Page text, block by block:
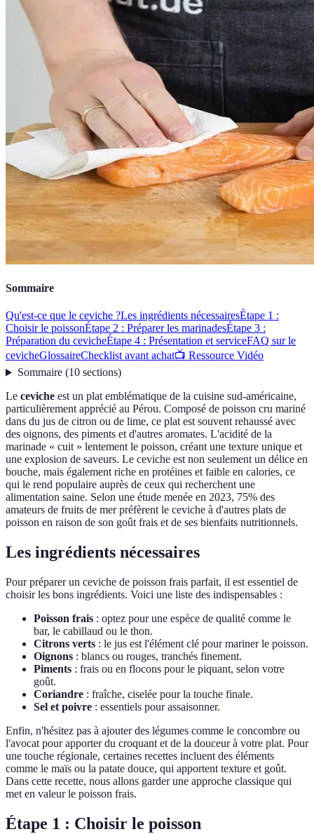
Sommaire
Qu'est-ce que le ceviche ?Les ingrédients nécessairesÉtape 1 :
Choisir le poissonÉtape 2 : Préparer les marinadesÉtape 3 :
Préparation du cevicheÉtape 4 : Présentation et serviceFAQ sur le
cevicheGlossaireChecklist avant achat📺 Ressource Vidéo
Sommaire(10 sections)
Le ceviche est un plat emblématique de la cuisine sud-américaine,
particulièrement apprécié au Pérou. Composé de poisson cru mariné
dans du jus de citron ou de lime, ce plat est souvent rehaussé avec
des oignons, des piments et d'autres aromates. L'acidité de la
marinade « cuit » lentement le poisson, créant une texture unique et
une explosion de saveurs. Le ceviche est non seulement un délice en
bouche, mais également riche en protéines et faible en calories, ce
qui le rend populaire auprès de ceux qui recherchent une
alimentation saine. Selon une étude menée en 2023, 75% des
amateurs de fruits de mer préfèrent le ceviche à d'autres plats de
poisson en raison de son goût frais et de ses bienfaits nutritionnels.
Les ingrédients nécessaires
Pour préparer un ceviche de poisson frais parfait, il est essentiel de
choisir les bons ingrédients. Voici une liste des indispensables :
Poisson frais : optez pour une espèce de qualité comme le
bar, le cabillaud ou le thon.
Citrons verts : le jus est l'élément clé pour mariner le poisson.
Oignons : blancs ou rouges, tranchés finement.
Piments : frais ou en flocons pour le piquant, selon votre
goût.
Coriandre : fraîche, ciselée pour la touche finale.
Sel et poivre : essentiels pour assaisonner.
Enfin, n'hésitez pas à ajouter des légumes comme le concombre ou
l'avocat pour apporter du croquant et de la douceur à votre plat. Pour
une touche régionale, certaines recettes incluent des éléments
comme le maïs ou la patate douce, qui apportent texture et goût.
Dans cette recette, nous allons garder une approche classique qui
met en valeur le poisson frais.
Étape 1 : Choisir le poisson